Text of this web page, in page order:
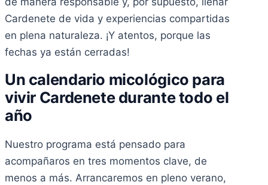
Cardenete de vida y experiencias compartidas
en plena naturaleza. ¡Y atentos, porque las
fechas ya están cerradas!
Un calendario micológico para
vivir Cardenete durante todo el
año
Nuestro programa está pensado para
acompañaros en tres momentos clave, de
menos a más. Arrancaremos en pleno verano,